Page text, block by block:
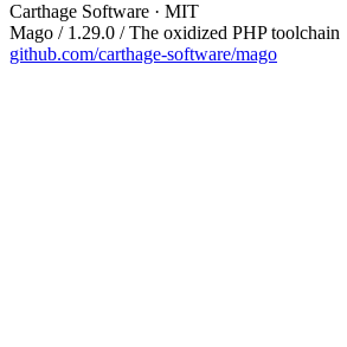
Carthage Software · MIT
Mago / 1.29.0 / The oxidized PHP toolchain
github.com/carthage-software/mago